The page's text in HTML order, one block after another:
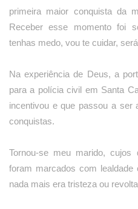
primeira maior conquista da
Receber esse momento foi
tenhas medo, vou te cuidar,
Na experiência de Deus, a
para a polícia civil em Santa
incentivou e que passou a ser
conquistas.
Tornou-se meu marido, cujos
foram marcados com
nada mais era tristeza ou